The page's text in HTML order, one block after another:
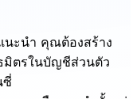
นะนำ คุณต้องสร้าง
มิตรในบัญชีส่วนตัว
ซี่